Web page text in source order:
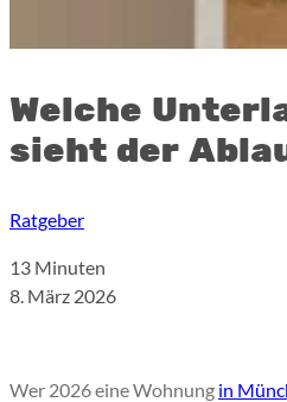
Welche
sieht der
Ratgeber
13 Minuten
8. März 2026
Wer 2026 eine Wohnung in